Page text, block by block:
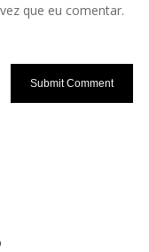
que eu comentar.